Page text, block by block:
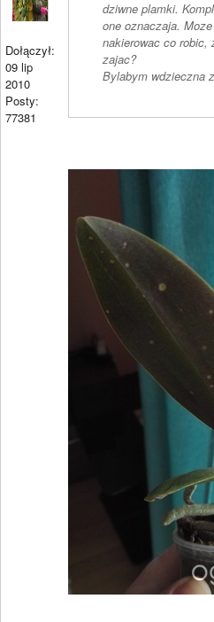
Dołączył:
09 lip
2010
Posty:
77381
dziwne plamki.
one oznaczaja.
nakierowac co robic,
zajac?
Bylabym wdzieczna